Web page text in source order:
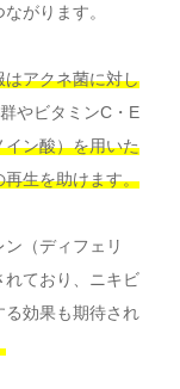
がります。
はアクネ菌に対し
やビタミンC・E
イン酸）を用いた
再生を助けます。
（ディフェリ
れており、ニキビ
る効果も期待され